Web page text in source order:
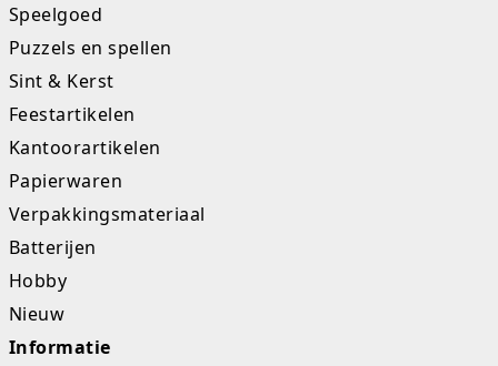
Speelgoed
Puzzels en spellen
Sint & Kerst
Feestartikelen
Kantoorartikelen
Papierwaren
Verpakkingsmateriaal
Batterijen
Hobby
Nieuw
Informatie